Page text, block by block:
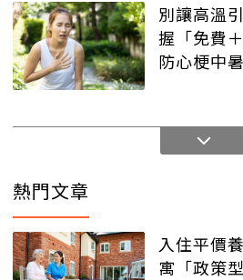
別讓高溫
握「免費
防心梗中暑
熱門文章
入住平價
寓「政策